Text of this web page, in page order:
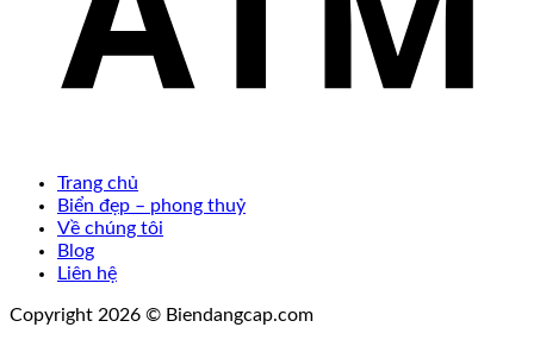
Trang chủ
Biển đẹp – phong thuỷ
Về chúng tôi
Blog
Liên hệ
Copyright 2026 © Biendangcap.com